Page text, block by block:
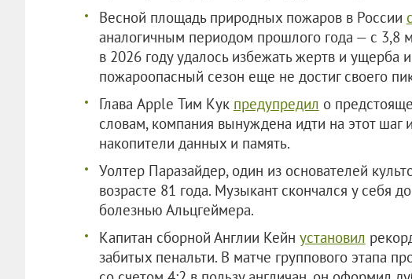
Весной площадь природных пожаров в России
аналогичным периодом прошлого года — с 3,8
в 2026 году удалось избежать жертв и ущерба
пожароопасный сезон еще не достиг своего
Глава Apple Тим Кук предупредил о
словам, компания вынуждена идти на этот шаг
накопители данных и память.
Уолтер Паразайдер, один из основателей
возрасте 81 года. Музыкант скончался у себя
болезнью Альцгеймера.
Капитан сборной Англии Кейн установил
забитых пенальти. В матче группового этапа